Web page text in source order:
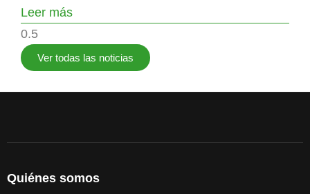
Leer más
Ver todas las noticias
Quiénes somos